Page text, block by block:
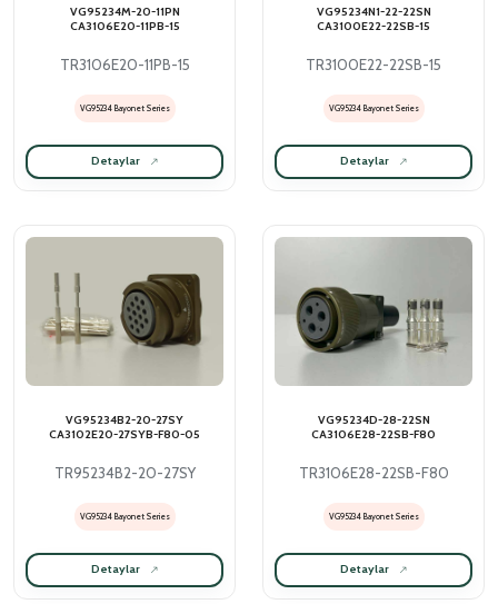
VG95234M-20-11PN
CA3106E20-11PB-15
TR3106E20-11PB-15
VG95234 Bayonet Series
Detaylar
VG95234N1-22-22SN
CA3100E22-22SB-15
TR3100E22-22SB-15
VG95234 Bayonet Series
Detaylar
VG95234B2-20-27SY
CA3102E20-27SYB-F80-05
TR95234B2-20-27SY
VG95234 Bayonet Series
Detaylar
VG95234D-28-22SN
CA3106E28-22SB-F80
TR3106E28-22SB-F80
VG95234 Bayonet Series
Detaylar